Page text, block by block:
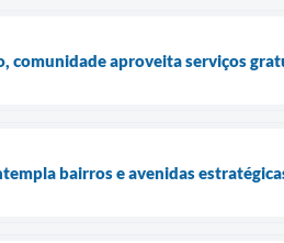
comunidade aproveita serviços
bairros e avenidas